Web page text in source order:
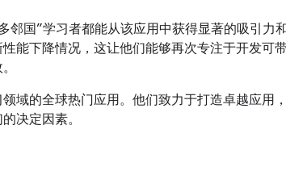
邻国”学习者都能从该应用中获得显著的吸引力
能下降情况，这让他们能够再次专注于开发可
域的全球热门应用。他们致力于打造卓越应用
决定因素。